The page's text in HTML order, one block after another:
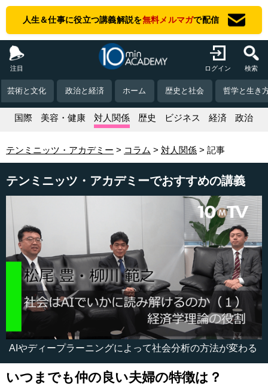
人生＆仕事に役立つ講義解説を無料メルマガで配信
注目 ログイン 検索
芸術と文化 政治と経済 ホーム 歴史と社会 哲学と生き
国際 美容・健康 対人関係 歴史 ビジネス 経済 政治
テンミニッツ・アカデミー コラム 対人関係 記事
テンミニッツ・アカデミーでおすすめの講義
AIやディープラーニングによって社会分析の方法が変わる
いつまでも仲の良い夫婦の特徴は？